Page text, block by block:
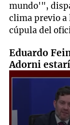
mundo'",
clima previo
cúpula del
Eduardo
Adorni